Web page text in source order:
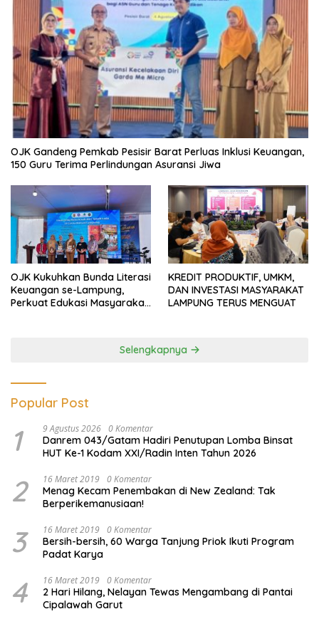
OJK Gandeng Pemkab Pesisir Barat Perluas Inklusi Keuangan,
150 Guru Terima Perlindungan Asuransi Jiwa
OJK Kukuhkan Bunda Literasi
Keuangan se-Lampung,
Perkuat Edukasi Masyarakat
KREDIT PRODUKTIF, UMKM,
DAN INVESTASI MASYARAKAT
LAMPUNG TERUS MENGUAT
Selengkapnya
Popular Post
1 9 Agustus 2026 0 Komentar
Danrem 043/Gatam Hadiri Penutupan Lomba Binsat
HUT Ke-1 Kodam XXI/Radin Inten Tahun 2026
2 16 Maret 2019 0 Komentar
Menag Kecam Penembakan di New Zealand: Tak
Berperikemanusiaan!
3 16 Maret 2019 0 Komentar
Bersih-bersih, 60 Warga Tanjung Priok Ikuti Program
Padat Karya
4 16 Maret 2019 0 Komentar
2 Hari Hilang, Nelayan Tewas Mengambang di Pantai
Cipalawah Garut